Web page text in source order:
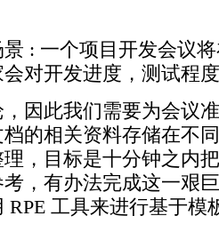
: 一个项目开发会议
对开发进度，测试程
因此我们需要为会议
的相关资料存储在不
，目标是十分钟之内
，有办法完成这一艰
RPE 工具来进行基于模